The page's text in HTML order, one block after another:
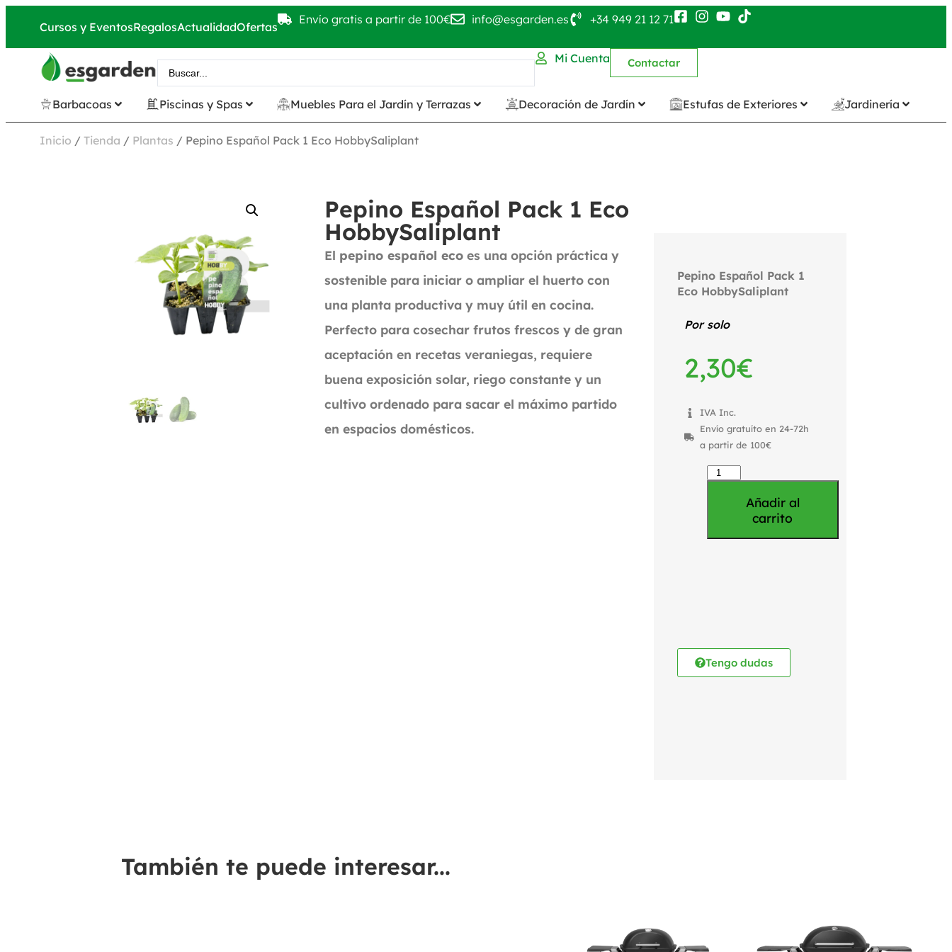
Cursos y EventosRegalosActualidadOfertas
Envío gratis a partir de 100€ info@esgarden.es +34 949 21 12 71
Mi Cuenta Contactar
Barbacoas Piscinas y Spas Muebles Para el Jardín y Terrazas Decoración de Jardín Estufas de Exteriores Jardinería
Inicio / Tienda / Plantas / Pepino Español Pack 1 Eco HobbySaliplant
Pepino Español Pack 1 Eco
HobbySaliplant
El pepino español eco es una opción práctica y
sostenible para iniciar o ampliar el huerto con
una planta productiva y muy útil en cocina.
Perfecto para cosechar frutos frescos y de gran
aceptación en recetas veraniegas, requiere
buena exposición solar, riego constante y un
cultivo ordenado para sacar el máximo partido
en espacios domésticos.
Pepino Español Pack 1
Eco HobbySaliplant
Por solo
2,30€
IVA Inc.
Envío gratuíto en 24-72h
a partir de 100€
Añadir al
carrito
Tengo dudas
También te puede interesar...